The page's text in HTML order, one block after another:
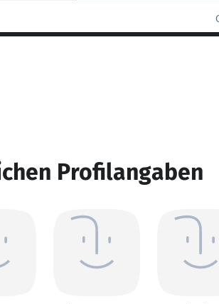
Profilangaben